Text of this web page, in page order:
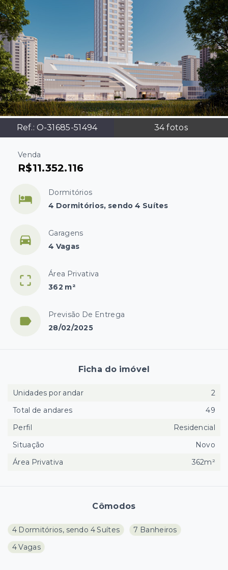
Ref.: O-31685-51494 34fotos
Venda
R$11.352.116
Dormitórios
4 Dormitórios, sendo 4 Suítes
Garagens
4 Vagas
Área Privativa
362 m²
Previsão De Entrega
28/02/2025
Cômodos
4 Dormitórios, sendo 4 Suítes
7 Banheiros
4 Vagas
Ficha do imóvel
Unidades por andar
2
Total de andares
49
Perfil
Residencial
Situação
Novo
Área Privativa
362m²